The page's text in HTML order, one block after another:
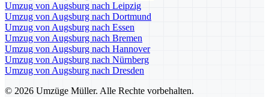
Umzug von Augsburg nach Leipzig
Umzug von Augsburg nach Dortmund
Umzug von Augsburg nach Essen
Umzug von Augsburg nach Bremen
Umzug von Augsburg nach Hannover
Umzug von Augsburg nach Nürnberg
Umzug von Augsburg nach Dresden
© 2026 Umzüge Müller. Alle Rechte vorbehalten.